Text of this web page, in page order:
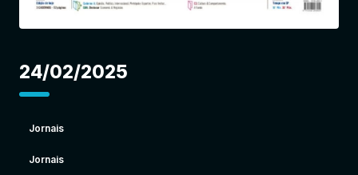
24/02/2025
Jornais
Jornais